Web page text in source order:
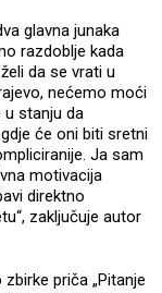
glavna junaka
razdoblje kada
da se vrati u
nećemo moći
u stanju da
će oni biti sretni
Ja sam
motivacija
direktno
zaključuje autor
priča „Pitanje